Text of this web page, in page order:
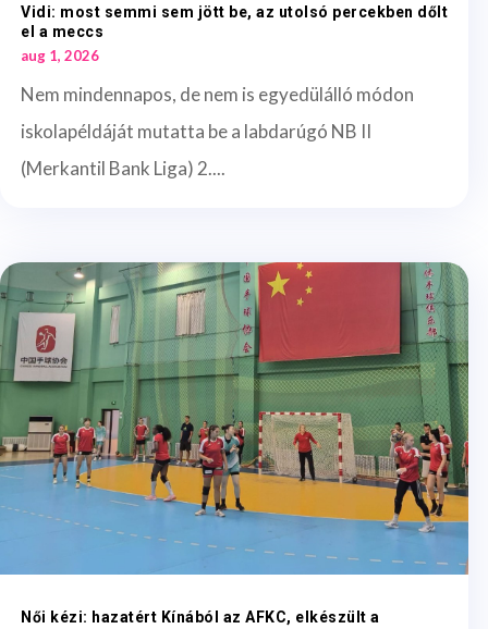
Vidi: most semmi sem jött be, az utolsó percekben dőlt
el a meccs
aug 1, 2026
Nem mindennapos, de nem is egyedülálló módon
iskolapéldáját mutatta be a labdarúgó NB II
(Merkantil Bank Liga) 2....
Női kézi: hazatért Kínából az AFKC, elkészült a